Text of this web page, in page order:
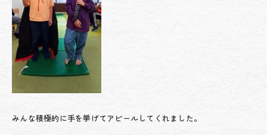
みんな積極的に手を挙げてアピールしてくれました。